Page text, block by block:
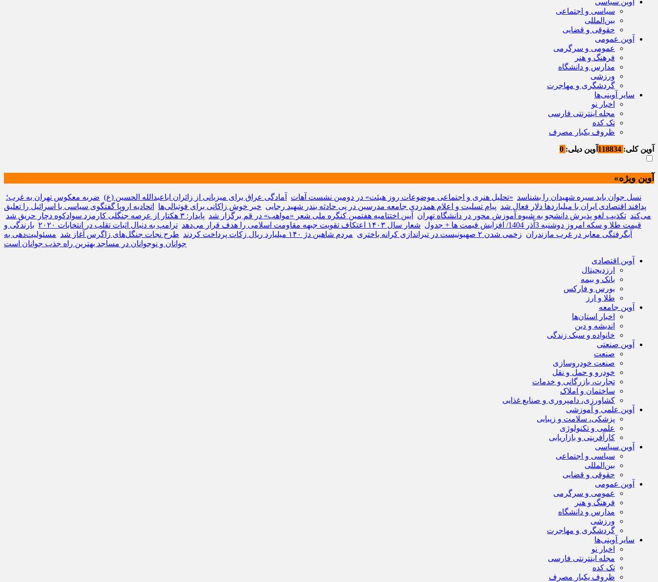
آوین سیاسی
سیاسی و اجتماعی
بین‌المللی
حقوقی و قضایی
آوین عمومی
عمومی و سرگرمی
فرهنگ و هنر
مدارس و دانشگاه
ورزشی
گردشگری و مهاجرت
سایر آوینی‌ها
اخبار نو
مجله اینترنتی فارسی
تک کده
ظروف یکبار مصرف
آوین کلی: آوین دیلی:
آوین ویژه»
نسل جوان باید سیره شهیدان را بشناسد «تحلیل هنری و اجتماعی موضوعات روز هیئت» در دومین نشست آهات آمادگی عراق برای میزبانی از زائران اباعبدالله الحسین (ع) ضربه معکوس تهران به غرب؛
پدافند اقتصادی ایران با میلیاردها دلار فعال شد پیام تسلیت و اعلام همدردی جامعه مدرسین در پی حادثه بندر شهید رجایی خبر خوش زاکانی برای فوتبالی‌ها
اتحادیه اروپا گفتگوی سیاسی با اسرائیل را تعلیق
می‌کند تکذیب لغو پذیرش دانشجو به شیوه آموزش محور در دانشگاه تهران آیین اختتامیه هفتمین کنگره ملی شعر «مواهب» در قم برگزار شد پایدار: ۳ هکتار از عرصه جنگلی کارمزد سوادکوه دچار حریق شد
قیمت طلا و سکه امروز دوشنبه 3آذر 1404/ افزایش قیمت ها + جدول
شعار سال ۱۴۰۳ اعتکاف تقویت جبهه مقاومت اسلامی را هدف قرار می‌دهد ترامپ به دنبال اثبات تقلب در انتخابات ۲۰۲۰
بارندگی و
آبگرفتگی معابر در غرب مازندران زخمی شدن ۲ صهیونیست در تیراندازی کرانه باختری مردم شاهین دژ ۱۴۰ میلیارد ریال زکات پرداخت کردند طرح نجات جنگل‌های زاگرس آغاز شد مسئولیت‌دهی به
جوانان و نوجوانان در مساجد بهترین راه جذب جوانان است
آوین اقتصادی
ارزدیجیتال
بانک و بیمه
بورس و فارکس
طلا و ارز
آوین جامعه
اخبار استان‌ها
اندیشه و دین
خانواده و سبک زندگی
آوین صنعتی
صنعت
صنعت خودروسازی
خودرو و حمل و نقل
تجارت، بازرگانی و خدمات
ساختمان و املاک
کشاورزی، دامپروری و صنایع غذایی
آوین علمی و آموزشی
پزشکی، سلامت و زیبایی
علمی و تکنولوژی
کارآفرینی و بازاریابی
آوین سیاسی
سیاسی و اجتماعی
بین‌المللی
حقوقی و قضایی
آوین عمومی
عمومی و سرگرمی
فرهنگ و هنر
مدارس و دانشگاه
ورزشی
گردشگری و مهاجرت
سایر آوینی‌ها
اخبار نو
مجله اینترنتی فارسی
تک کده
ظروف یکبار مصرف